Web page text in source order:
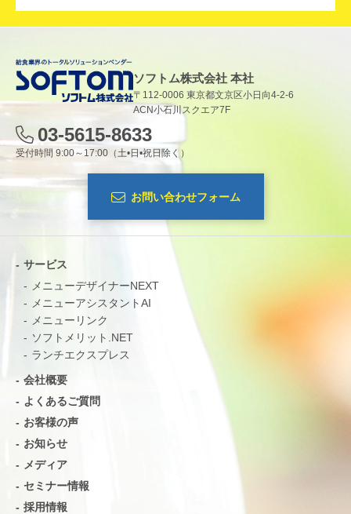
ソフトム株式会社 本社
〒112-0006 東京都文京区小日向4-2-6
ACN小石川スクエア7F
03-5615-8633
受付時間 9:00～17:00（土•日•祝日除く）
お問い合わせフォーム
サービス
メニューデザイナーNEXT
メニューアシスタントAI
メニューリンク
ソフトメリット.NET
ランチエクスプレス
会社概要
よくあるご質問
お客様の声
お知らせ
メディア
セミナー情報
採用情報